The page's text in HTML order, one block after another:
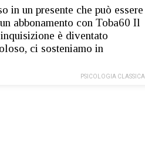
in un presente che può essere
abbonamento con Toba60 Il
è diventato
ci sosteniamo in
PSICOLOGIA CLASSICA